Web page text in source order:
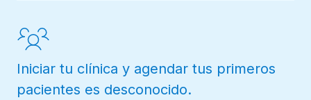
Iniciar tu clínica y agendar tus primeros
pacientes es desconocido.